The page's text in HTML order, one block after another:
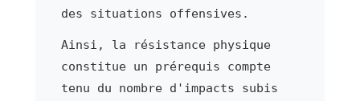
des situations offensives.
Ainsi, la résistance physique
constitue un prérequis compte
tenu du nombre d'impacts subis